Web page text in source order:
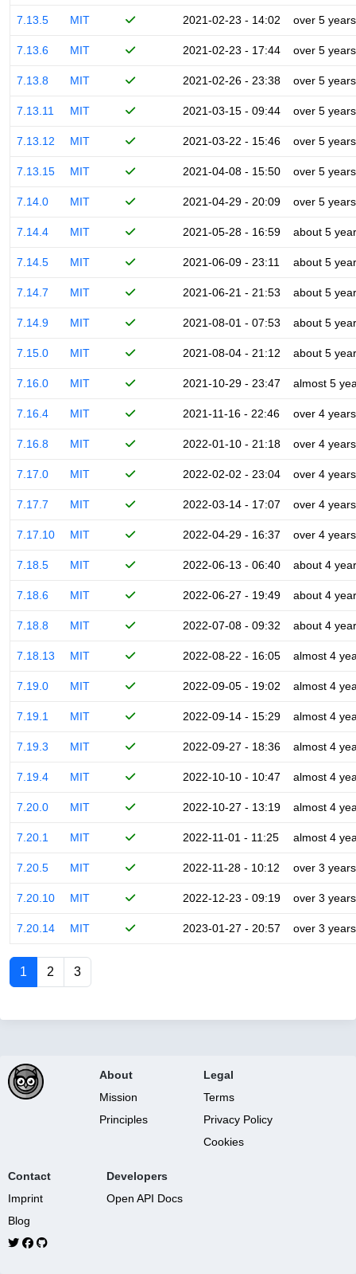
7.13.5 MIT 2021-02-23 - 14:02 over 5 years
7.13.6 MIT 2021-02-23 - 17:44 over 5 years
7.13.8 MIT 2021-02-26 - 23:38 over 5 years
7.13.11 MIT 2021-03-15 - 09:44 over 5 years
7.13.12 MIT 2021-03-22 - 15:46 over 5 years
7.13.15 MIT 2021-04-08 - 15:50 over 5 years
7.14.0 MIT 2021-04-29 - 20:09 over 5 years
7.14.4 MIT 2021-05-28 - 16:59 about 5
7.14.5 MIT 2021-06-09 - 23:11 about 5
7.14.7 MIT 2021-06-21 - 21:53 about 5
7.14.9 MIT 2021-08-01 - 07:53 about 5
7.15.0 MIT 2021-08-04 - 21:12 about 5
7.16.0 MIT 2021-10-29 - 23:47 almost 5
7.16.4 MIT 2021-11-16 - 22:46 over 4 years
7.16.8 MIT 2022-01-10 - 21:18 over 4 years
7.17.0 MIT 2022-02-02 - 23:04 over 4 years
7.17.7 MIT 2022-03-14 - 17:07 over 4 years
7.17.10 MIT 2022-04-29 - 16:37 over 4 years
7.18.5 MIT 2022-06-13 - 06:40 about 4
7.18.6 MIT 2022-06-27 - 19:49 about 4
7.18.8 MIT 2022-07-08 - 09:32 about 4
7.18.13 MIT 2022-08-22 - 16:05 almost 4
7.19.0 MIT 2022-09-05 - 19:02 almost 4
7.19.1 MIT 2022-09-14 - 15:29 almost 4
7.19.3 MIT 2022-09-27 - 18:36 almost 4
7.19.4 MIT 2022-10-10 - 10:47 almost 4
7.20.0 MIT 2022-10-27 - 13:19 almost 4
7.20.1 MIT 2022-11-01 - 11:25 almost 4
7.20.5 MIT 2022-11-28 - 10:12 over 3 years
7.20.10 MIT 2022-12-23 - 09:19 over 3 years
7.20.14 MIT 2023-01-27 - 20:57 over 3 years
1 2 3
About
Mission
Principles
Legal
Terms
Privacy Policy
Cookies
Contact
Imprint
Blog
Developers
Open API Docs